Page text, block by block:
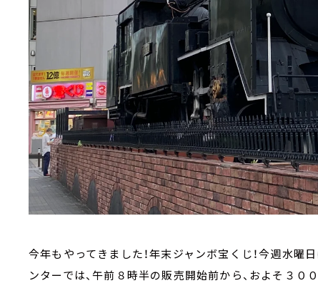
今年もやってきました！年末ジャンボ宝くじ！今週水曜
ンターでは、午前８時半の販売開始前から、およそ３０